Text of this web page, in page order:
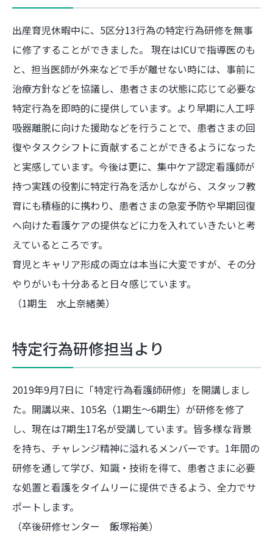
出産育児休暇中に、5区分13行為の特定行為研修を無事
に修了することができました。 現在はICUで指導医のも
と、担当医師が外来などで手が離せない時には、事前に
治療方針などを協議し、患者さまの状態に応じて必要な
特定行為を即時的に提供しています。より早期に人工呼
吸器離脱に向けた援助などを行うことで、患者さまの回
復やタスクシフトに貢献することができるようになった
と実感しています。今後は更に、集中ケア認定看護師が
持つ実践の役割に特定行為を活かしながら、スタッフ教
育にも積極的に携わり、患者さまの急変予防や早期回復
へ向けた看護ケアの提供などに力を入れていきたいと考
えているところです。
育児とキャリア形成の両立は本当に大変ですが、その分
やりがいも十分あると日々感じています。
（1期生 水上奈緒美）
特定行為研修担当より
2019年9月7日に「特定行為看護師研修」を開講しまし
た。開講以来、105名（1期生～6期生）が研修を修了
し、現在は7期生17名が受講しています。皆多様な背景
を持ち、チャレンジ精神に溢れるメンバーです。1年間の
研修を通して学び、知識・技術を得て、患者さまに必要
な処置と看護をタイムリーに提供できるよう、全力でサ
ポートします。
（卒後研修センター 飯塚裕美）